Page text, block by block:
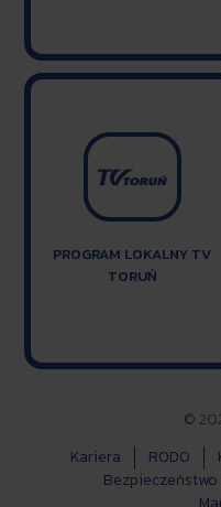
PROGRAM LOKALNY TV
TORUŃ
©
Kariera
RODO
Bezpieczeństwo